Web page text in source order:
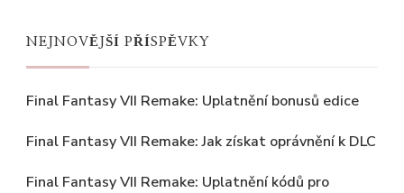
NEJNOVĚJŠÍ PŘÍSPĚVKY
Final Fantasy VII Remake: Uplatnění bonusů edice
Final Fantasy VII Remake: Jak získat oprávnění k DLC
Final Fantasy VII Remake: Uplatnění kódů pro